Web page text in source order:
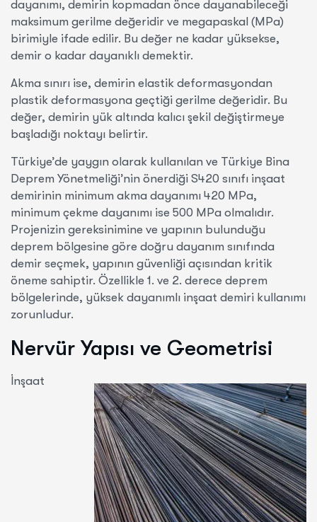
dayanımı, demirin kopmadan önce dayanabileceği
maksimum gerilme değeridir ve megapaskal (MPa)
birimiyle ifade edilir. Bu değer ne kadar yüksekse,
demir o kadar dayanıklı demektir.
Akma sınırı ise, demirin elastik deformasyondan
plastik deformasyona geçtiği gerilme değeridir. Bu
değer, demirin yük altında kalıcı şekil değiştirmeye
başladığı noktayı belirtir.
Türkiye’de yaygın olarak kullanılan ve Türkiye Bina
Deprem Yönetmeliği’nin önerdiği S420 sınıfı inşaat
demirinin minimum akma dayanımı 420 MPa,
minimum çekme dayanımı ise 500 MPa olmalıdır.
Projenizin gereksinimine ve yapının bulunduğu
deprem bölgesine göre doğru dayanım sınıfında
demir seçmek, yapının güvenliği açısından kritik
öneme sahiptir. Özellikle 1. ve 2. derece deprem
bölgelerinde, yüksek dayanımlı inşaat demiri kullanımı
zorunludur.
Nervür Yapısı ve Geometrisi
İnşaat